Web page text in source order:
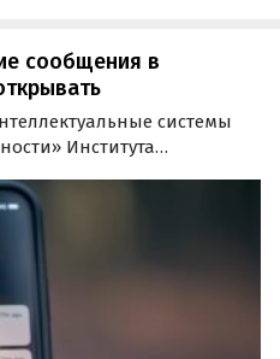
сообщения в
системы
Института
агентству «Прайм»
в мессенджерах опасно